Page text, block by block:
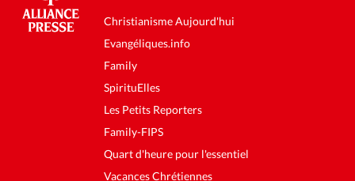
Christianisme Aujourd'hui
Evangéliques.info
Family
SpirituElles
Les Petits Reporters
Family-FIPS
Quart d'heure pour l'essentiel
Vacances Chrétiennes